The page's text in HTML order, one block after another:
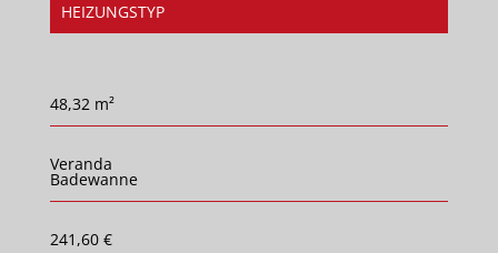
HEIZUNGSTYP
48,32 m²
Veranda
Badewanne
241,60 €